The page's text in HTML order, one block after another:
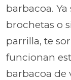
barbacoa. Ya
brochetas o
parrilla, te
funcionan
barbacoa de